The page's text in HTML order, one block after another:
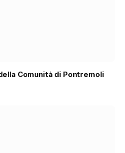
Comunità di Pontremoli